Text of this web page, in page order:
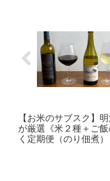
【お米のサブスク】
が厳選《米２種＋ご
く定期便（のり佃煮）